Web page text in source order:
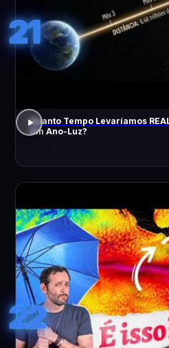
21
Quanto Tempo Levaríamos
Um Ano-Luz?
22